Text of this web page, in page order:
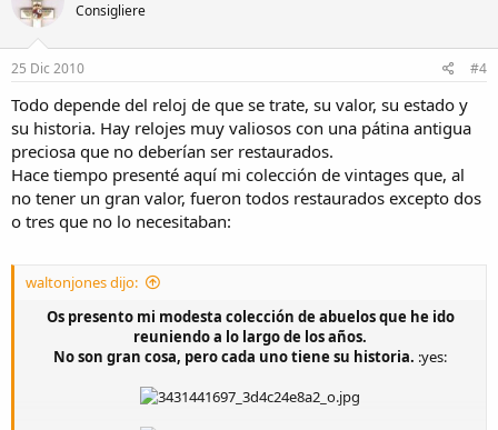
Consigliere
25 Dic 2010 #4
Todo depende del reloj de que se trate, su valor, su estado y
su historia. Hay relojes muy valiosos con una pátina antigua
preciosa que no deberían ser restaurados.
Hace tiempo presenté aquí mi colección de vintages que, al
no tener un gran valor, fueron todos restaurados excepto dos
o tres que no lo necesitaban:
waltonjones dijo:
Os presento mi modesta colección de abuelos que he ido
reuniendo a lo largo de los años.
No son gran cosa, pero cada uno tiene su historia. :yes: